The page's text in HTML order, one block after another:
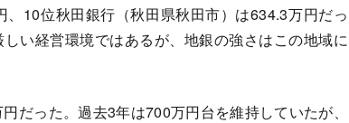
10位秋田銀行（秋田県秋田市）は634.3万円だっ
い経営環境ではあるが、地銀の強さはこの地域に
だった。過去3年は700万円台を維持していたが、